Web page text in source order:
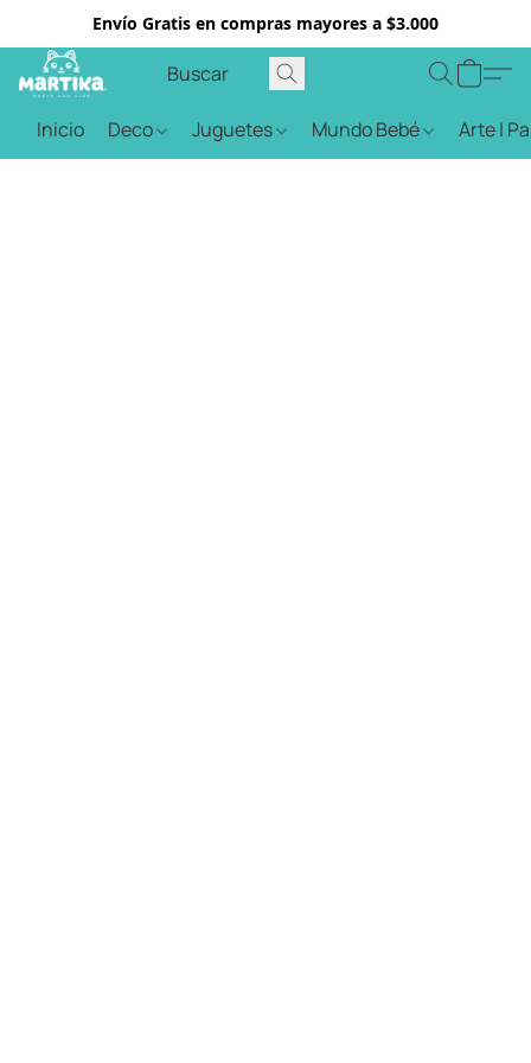
Envío Gratis en compras mayores a $3.000
Inicio Deco Juguetes Mundo Bebé Arte |